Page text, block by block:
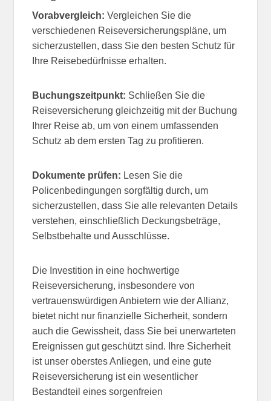
Vorabvergleich: Vergleichen Sie die
verschiedenen Reiseversicherungspläne, um
sicherzustellen, dass Sie den besten Schutz für
Ihre Reisebedürfnisse erhalten.
Buchungszeitpunkt: Schließen Sie die
Reiseversicherung gleichzeitig mit der Buchung
Ihrer Reise ab, um von einem umfassenden
Schutz ab dem ersten Tag zu profitieren.
Dokumente prüfen: Lesen Sie die
Policenbedingungen sorgfältig durch, um
sicherzustellen, dass Sie alle relevanten Details
verstehen, einschließlich Deckungsbeträge,
Selbstbehalte und Ausschlüsse.
Die Investition in eine hochwertige
Reiseversicherung, insbesondere von
vertrauenswürdigen Anbietern wie der Allianz,
bietet nicht nur finanzielle Sicherheit, sondern
auch die Gewissheit, dass Sie bei unerwarteten
Ereignissen gut geschützt sind. Ihre Sicherheit
ist unser oberstes Anliegen, und eine gute
Reiseversicherung ist ein wesentlicher
Bestandteil eines sorgenfreien